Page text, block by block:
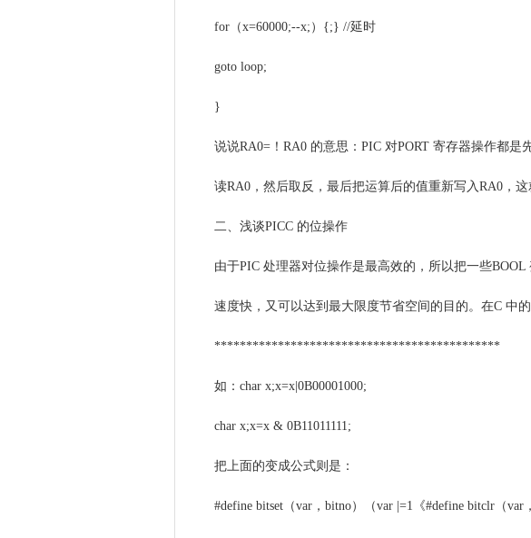
for（x=60000;--x;）{;} //延时
goto loop;
}
说说RA0=！RA0 的意思：PIC 对PORT 寄存器操作都
读RA0，然后取反，最后把运算后的值重新写入RA0，这
二、浅谈PICC 的位操作
由于PIC 处理器对位操作是最高效的，所以把一些
速度快，又可以达到最大限度节省空间的目的。在C 中的
*********************************************
如：char x;x=x|0B00001000;
char x;x=x & 0B11011111;
把上面的变成公式则是：
#define bitset（var，bitno）（var |=1《#define bitclr（